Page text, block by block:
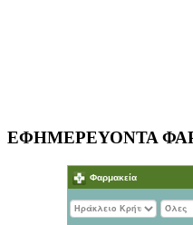
ΕΦΗΜΕΡΕΥΟΝΤΑ